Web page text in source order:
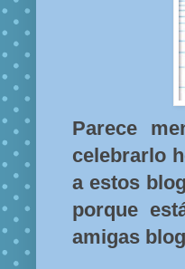
Parece
celebrarlo
a estos
porque
amigas